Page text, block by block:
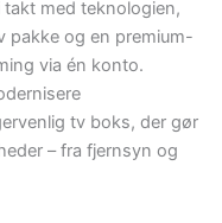
med teknologien,
pakke og en premium-
via én konto.
tv boks, der gør
– fra fjernsyn og